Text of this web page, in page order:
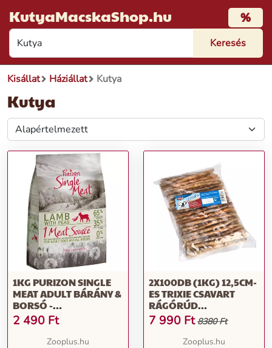
KutyaMacskaShop.hu %
Kisállat Háziállat Kutya
Kutya
1KG PURIZON SINGLE
MEAT ADULT BÁRÁNY &
BORSÓ -
GABONAMENTES
SZÁRAZ KUTYATÁP
2 490 Ft
Zooplus.hu
2X100DB (1KG) 12,5CM-
ES TRIXIE CSAVART
RÁGÓRÚD
MARHABŐRBŐL
KUTYASNACK
7 990 Ft 8380 Ft
Zooplus.hu